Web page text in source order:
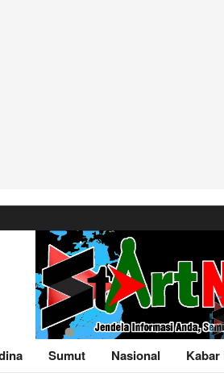
Sumut Nasional Kabar